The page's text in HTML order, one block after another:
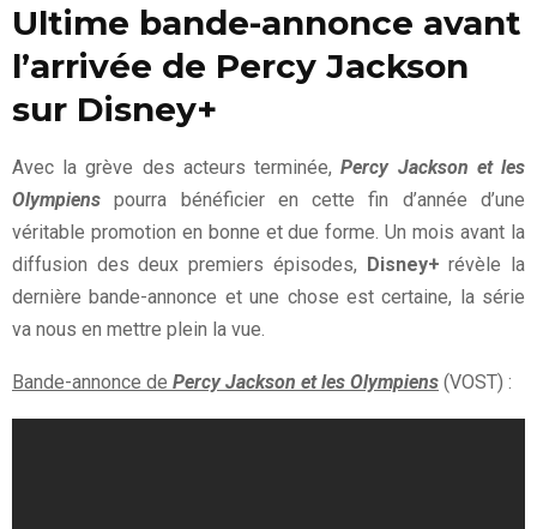
Ultime bande-annonce avant
l’arrivée de Percy Jackson
sur Disney+
Avec la grève des acteurs terminée,Percy Jackson et les
Olympiens pourra bénéficier en cette fin d’année d’une
véritable promotion en bonne et due forme. Un mois avant la
diffusion des deux premiers épisodes, Disney+ révèle la
dernière bande-annonce et une chose est certaine, la série
va nous en mettre plein la vue.
Bande-annonce de Percy Jackson et les Olympiens (VOST) :